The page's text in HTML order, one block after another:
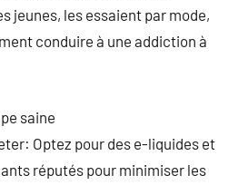
jeunes, les essaient par mode,
conduire à une addiction à
saine
Optez pour des e-liquides et
réputés pour minimiser les